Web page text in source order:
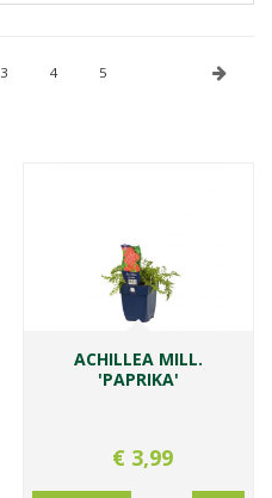
3 4 5
ACHILLEA MILL.
'PAPRIKA'
€ 3,99